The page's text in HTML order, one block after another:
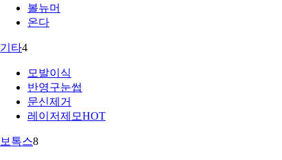
볼뉴머
온다
기타4
모발이식
반영구눈썹
문신제거
레이저제모HOT
보톡스8